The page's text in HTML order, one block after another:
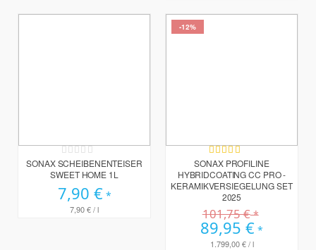
Rating:
0%
SONAX SCHEIBENENTEISER
SWEET HOME 1L
7,90 €
7,90 €/ l
-12%
Bewertung:
100%
SONAX PROFILINE
HYBRIDCOATING CC PRO -
KERAMIKVERSIEGELUNG SET
2025
101,75 €
Sonderpreis
89,95 €
1.799,00 €/ l